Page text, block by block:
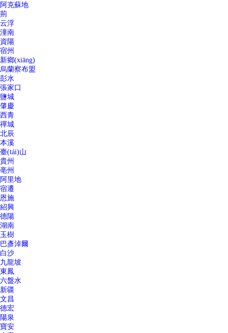
阿克蘇地
荊
云浮
潼南
資陽
宿州
新鄉(xiāng)
烏蘭察布盟
彭水
張家口
鹽城
肇慶
西青
禪城
北辰
本溪
臺(tái)山
貴州
亳州
阿里地
宿遷
恩施
紹興
德陽
湖南
玉樹
巴彥淖爾
白沙
九龍坡
東鳳
六盤水
新疆
文昌
德宏
陽泉
寶安